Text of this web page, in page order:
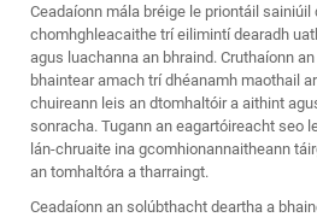
Ceadaíonn mála bréige le priontáil sainiúil
chomhghleacaithe trí eilimintí dearadh
agus luachanna an bhraind. Cruthaíonn
bhaintear amach trí dhéanamh maothail
chuireann leis an dtomhaltóir a aithint
sonracha. Tugann an eagartóireacht seo
lán-chruaite ina gcomhionannaitheann
an tomhaltóra a tharraingt.
Ceadaíonn an solúbthacht deartha a